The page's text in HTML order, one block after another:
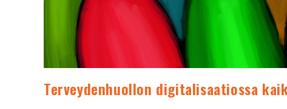
Terveydenhuollon digitalisaatiossa